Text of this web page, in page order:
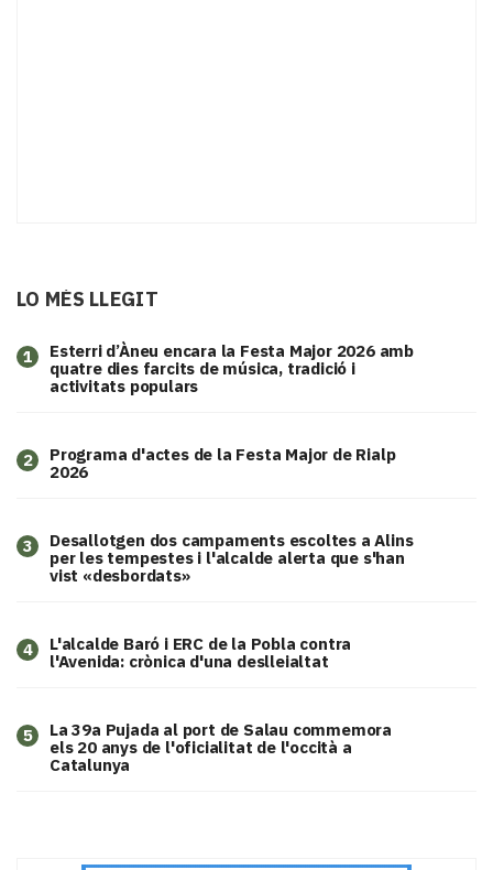
LO MÉS LLEGIT
1
Esterri d’Àneu encara la Festa Major 2026 amb
quatre dies farcits de música, tradició i
activitats populars
2
Programa d'actes de la Festa Major de Rialp
2026
3
​Desallotgen dos campaments escoltes a Alins
per les tempestes i l'alcalde alerta que s'han
vist «desbordats»
4
L'alcalde Baró i ERC de la Pobla contra
l'Avenida: crònica d'una deslleialtat
5
​La 39a Pujada al port de Salau commemora
els 20 anys de l'oficialitat de l'occità a
Catalunya